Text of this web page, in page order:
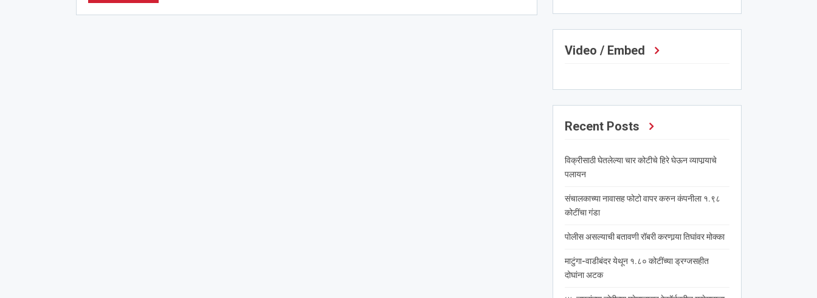
Video / Embed
Recent Posts
विक्रीसाठी घेतलेल्या चार कोटीचे हिरे घेऊन व्यापार्‍याचे
पलायन
संचालकाच्या नावासह फोटो वापर करुन कंपनीला १.९८
कोटींचा गंडा
पोलीस असल्याची बतावणी रॉबरी करणार्‍या तिघांवर मोक्का
माटुंगा-वाडीबंदर येथून १.८० कोटींच्या ड्रग्जसहीत
दोघांना अटक